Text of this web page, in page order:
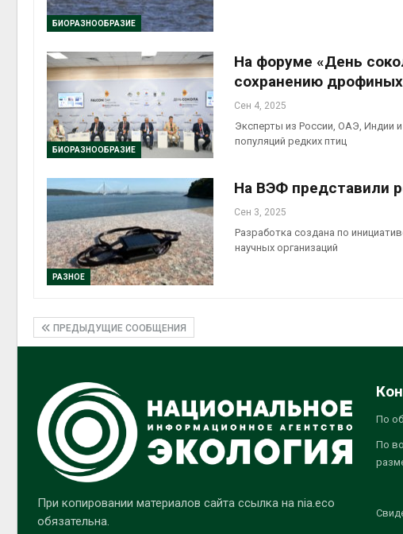
БИОРАЗНООБРАЗИЕ
БИОРАЗНООБРАЗИЕ
На форуме «День
сохранению дрофиных
Сен 4, 2025
Эксперты из России, ОАЭ, Индии
популяций редких птиц
РАЗНОЕ
На ВЭФ представили
Сен 3, 2025
Разработка создана по
научных организаций
ПРЕДЫДУЩИЕ СООБЩЕНИЯ
При копировании материалов сайта ссылка на nia.eco
обязательна.
По
По